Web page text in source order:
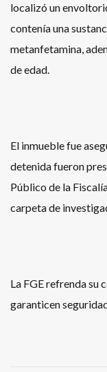
localizó un
contenía una
metanfetamina,
de edad.
El inmueble fue
detenida fueron
Público de la
carpeta de
La FGE refrenda su
garanticen